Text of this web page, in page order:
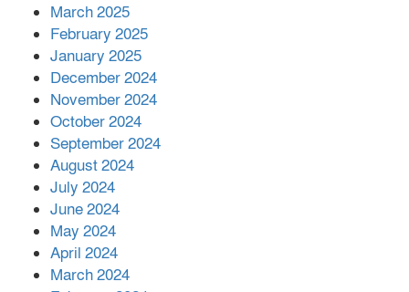
আহত ৪০
March 2025
February 2025
January 2025
December 2024
November 2024
October 2024
September 2024
August 2024
July 2024
June 2024
May 2024
April 2024
March 2024